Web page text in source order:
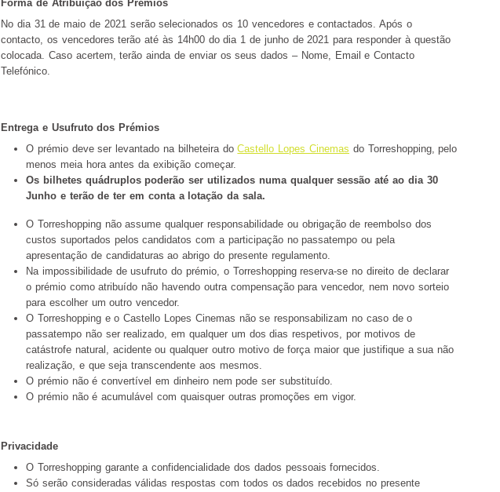
Forma de Atribuição dos Prémios
No dia 31 de maio de 2021 serão selecionados os 10 vencedores e contactados. Após o
contacto, os vencedores terão até às 14h00 do dia 1 de junho de 2021 para responder à questão
colocada. Caso acertem, terão ainda de enviar os seus dados – Nome, Email e Contacto
Telefónico.
Entrega e Usufruto dos Prémios
O prémio deve ser levantado na bilheteira doCastello Lopes Cinemas do Torreshopping, pelo
menos meia hora antes da exibição começar.
Os bilhetes quádruplos poderão ser utilizados numa qualquer sessão até ao dia 30
Junho e terão de ter em conta a lotação da sala.
O Torreshopping não assume qualquer responsabilidade ou obrigação de reembolso dos
custos suportados pelos candidatos com a participação no passatempo ou pela
apresentação de candidaturas ao abrigo do presente regulamento.
Na impossibilidade de usufruto do prémio, o Torreshopping reserva-se no direito de declarar
o prémio como atribuído não havendo outra compensação para vencedor, nem novo sorteio
para escolher um outro vencedor.
O Torreshopping e o Castello Lopes Cinemas não se responsabilizam no caso de o
passatempo não ser realizado, em qualquer um dos dias respetivos, por motivos de
catástrofe natural, acidente ou qualquer outro motivo de força maior que justifique a sua não
realização, e que seja transcendente aos mesmos.
O prémio não é convertível em dinheiro nem pode ser substituído.
O prémio não é acumulável com quaisquer outras promoções em vigor.
Privacidade
O Torreshopping garante a confidencialidade dos dados pessoais fornecidos.
Só serão consideradas válidas respostas com todos os dados recebidos no presente